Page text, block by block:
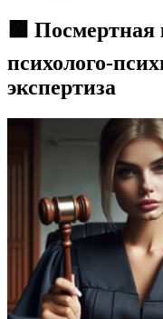
🟩 Посмертная
психолого-
экспертиза